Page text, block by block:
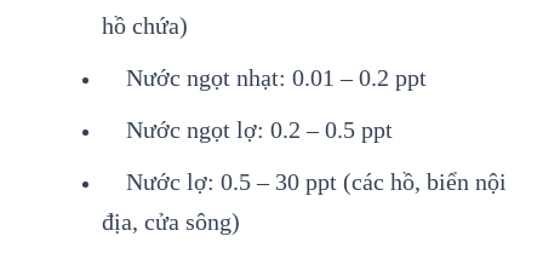
hồ chứa)
Nước ngọt nhạt: 0.01 – 0.2 ppt
Nước ngọt lợ: 0.2 – 0.5 ppt
Nước lợ: 0.5 – 30 ppt (các hồ, biển nội
địa, cửa sông)